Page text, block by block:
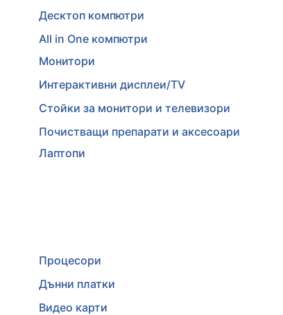
Десктоп компютри
All in One компютри
Монитори
Интерактивни дисплеи/TV
Стойки за монитори и телевизори
Почистващи препарати и аксесоари
Лаптопи
Процесори
Дънни платки
Видео карти